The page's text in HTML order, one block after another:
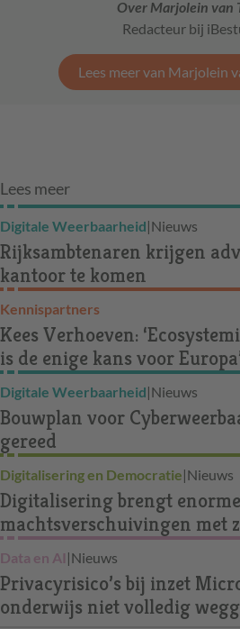
Over Marjolein van
Redacteur bij
Lees meer van Marjolein
Lees meer
Digitale Weerbaarheid|Nieuws
Rijksambtenaren krijgen
kantoor te komen
Kennispartners
Kees Verhoeven:
is de enige kans voor
Digitale Weerbaarheid|Nieuws
Bouwplan voor
gereed
Digitalisering en Democratie|Nieuws
Digitalisering brengt enorme
machtsverschuivingen met
Data en AI |Nieuws
Privacyrisico’s bij inzet
onderwijs niet volledig